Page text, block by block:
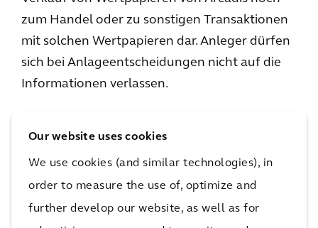
Our website uses cookies
We use cookies (and similar technologies), in
order to measure the use of, optimize and
further develop our website, as well as for
zum Handel oder zu sonstigen Transaktionen
mit solchen Wertpapieren dar. Anleger dürfen
sich bei Anlageentscheidungen nicht auf die
Informationen verlassen.
Zukunftsgerichtete Informationen
Auf der Website enthaltene Aussagen und
Apps, die keine historischen Fakten sind